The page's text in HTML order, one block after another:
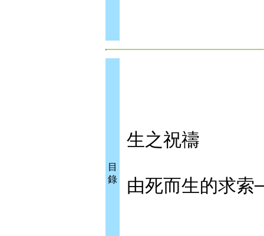
目
錄
生之祝禱
由死而生的求索